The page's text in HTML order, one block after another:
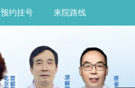
预约挂号 来院路线